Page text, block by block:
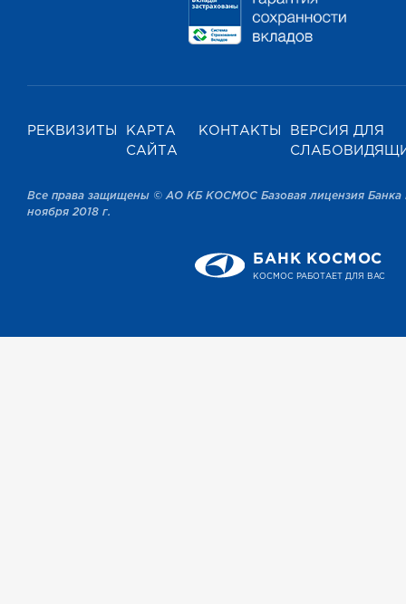
РЕКВИЗИТЫ
КАРТА
САЙТА
КОНТАКТЫ
ВЕРСИЯ ДЛЯ
Все права защищены © АО КБ КОСМОС Базовая лицензия Банка
ноября 2018 г.